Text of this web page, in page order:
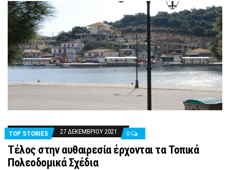
TOP STORIES 27 ΔΕΚΕΜΒΡΊΟΥ 2021 0
Τέλος στην αυθαιρεσία έρχονται τα Τοπικά
Πολεοδομικά Σχέδια